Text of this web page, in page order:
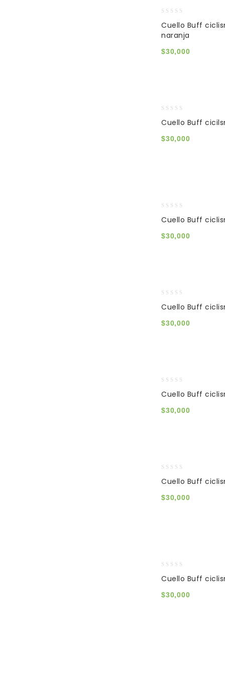
out
of
Cuello Buff
naranja
$30,000
out
of
5
Cuello Buff
$30,000
out
of
5
Cuello Buff
$30,000
out
of
5
Cuello Buff
$30,000
out
of
5
Cuello Buff
$30,000
out
of
5
Cuello Buff
$30,000
out
of
5
Cuello Buff
$30,000